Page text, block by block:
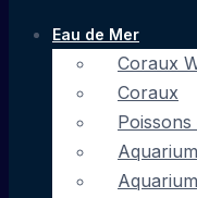
Eau de Mer
Coraux
Coraux